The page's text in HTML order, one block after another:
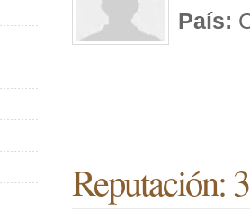
País:
Reputación: 3